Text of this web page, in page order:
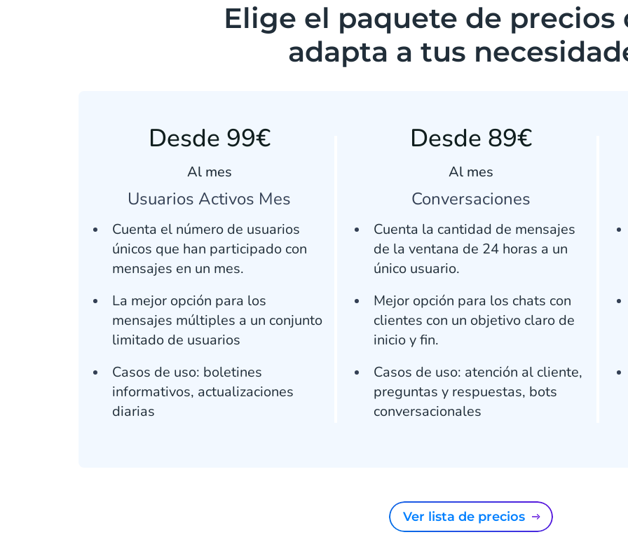
Elige el paquete de precios
adapta a tus
Desde 99€
Al mes
Usuarios Activos Mes
Cuenta el número de usuarios
únicos que han participado con
mensajes en un mes.
La mejor opción para los
mensajes múltiples a un conjunto
limitado de usuarios
Casos de uso: boletines
informativos, actualizaciones
diarias
Desde 89€
Al mes
Conversaciones
Cuenta la cantidad de mensajes
de la ventana de 24 horas a un
único usuario.
Mejor opción para los chats con
clientes con un objetivo claro de
inicio y fin.
Casos de uso: atención al cliente,
preguntas y respuestas, bots
conversacionales
Ver lista de precios